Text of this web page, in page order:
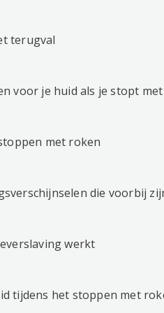
terugval
voor je huid als je stopt
met roken
die voorbij
werkt
tijdens het stoppen met